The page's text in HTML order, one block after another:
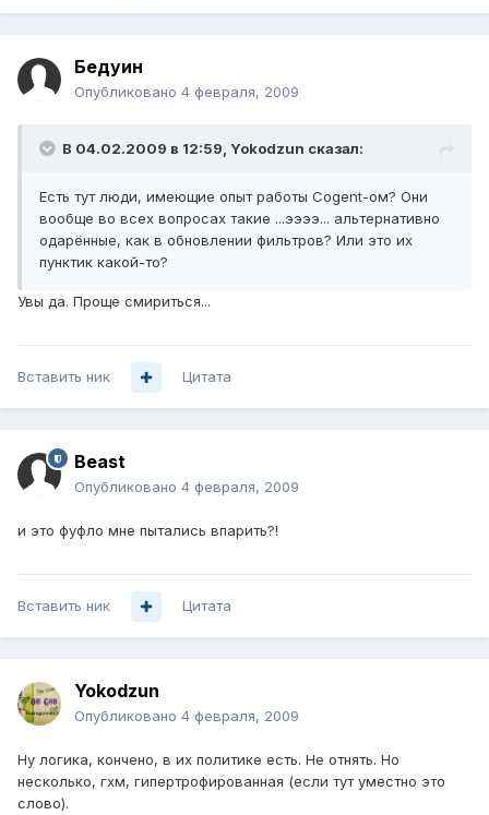
Бедуин
Опубликовано 4 февраля, 2009
В 04.02.2009 в 12:59, Yokodzun сказал:
Есть тут люди, имеющие опыт работы Cogent-ом? Они
вообще во всех вопросах такие ...ээээ... альтернативно
одарённые, как в обновлении фильтров? Или это их
пунктик какой-то?
Увы да. Проще смириться...
Вставить ник Цитата
Beast
Опубликовано 4 февраля, 2009
и это фуфло мне пытались впарить?!
Вставить ник Цитата
Yokodzun
Опубликовано 4 февраля, 2009
Ну логика, кончено, в их политике есть. Не отнять. Но
несколько, гхм, гипертрофированная (если тут уместно это
слово).